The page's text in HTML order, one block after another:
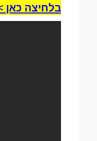
בלחיצה כאן